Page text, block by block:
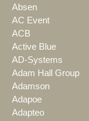
Absen
AC Event
ACB
Active Blue
AD-Systems
Adam Hall Group
Adamson
Adapoe
Adapteo